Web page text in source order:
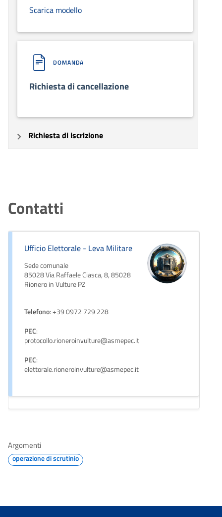
Scarica modello
DOMANDA
Richiesta di cancellazione
Richiesta di iscrizione
Contatti
Ufficio Elettorale - Leva Militare
Sede comunale
85028 Via Raffaele Ciasca, 8, 85028
Rionero in Vulture PZ
Telefono: +39 0972 729 228
PEC:
protocollo.rioneroinvulture@asmepec.it
PEC:
elettorale.rioneroinvulture@asmepec.it
Argomenti
operazione di scrutinio